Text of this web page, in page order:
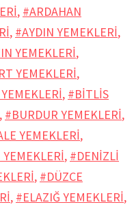
, #ARDAHAN
, #AYDIN YEMEKLERİ,
YEMEKLERİ,
YEMEKLERİ,
, #BİTLİS
, #BURDUR YEMEKLERİ,
YEMEKLERİ,
, #DENİZLİ
, #DÜZCE
, #ELAZIĞ YEMEKLERİ,